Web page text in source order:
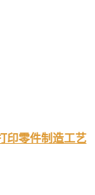
印零件制造工艺